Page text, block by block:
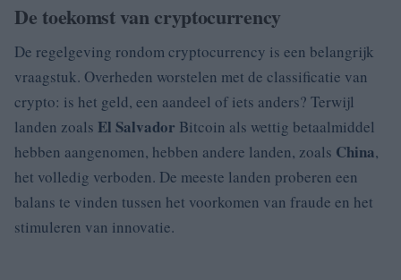
De toekomst van cryptocurrency
De regelgeving rondom cryptocurrency is een belangrijk
vraagstuk. Overheden worstelen met de classificatie van
crypto: is het geld, een aandeel of iets anders? Terwijl
landen zoals El Salvador Bitcoin als wettig betaalmiddel
hebben aangenomen, hebben andere landen, zoals China,
het volledig verboden. De meeste landen proberen een
balans te vinden tussen het voorkomen van fraude en het
stimuleren van innovatie.